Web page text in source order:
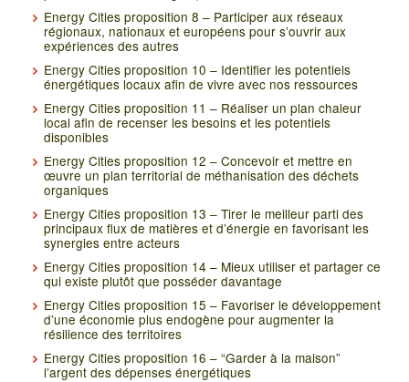
Energy Cities proposition 8 – Participer aux réseaux
régionaux, nationaux et européens pour s’ouvrir aux
expériences des autres
Energy Cities proposition 10 – Identifier les potentiels
énergétiques locaux afin de vivre avec nos ressources
Energy Cities proposition 11 – Réaliser un plan chaleur
local afin de recenser les besoins et les potentiels
disponibles
Energy Cities proposition 12 – Concevoir et mettre en
œuvre un plan territorial de méthanisation des déchets
organiques
Energy Cities proposition 13 – Tirer le meilleur parti des
principaux flux de matières et d’énergie en favorisant les
synergies entre acteurs
Energy Cities proposition 14 – Mieux utiliser et partager ce
qui existe plutôt que posséder davantage
Energy Cities proposition 15 – Favoriser le développement
d’une économie plus endogène pour augmenter la
résilience des territoires
Energy Cities proposition 16 – “Garder à la maison”
l’argent des dépenses énergétiques